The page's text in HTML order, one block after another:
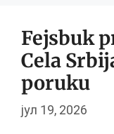
Fejsbuk
Cela
poruku
јул 19, 2026